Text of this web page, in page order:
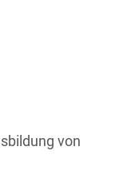
von